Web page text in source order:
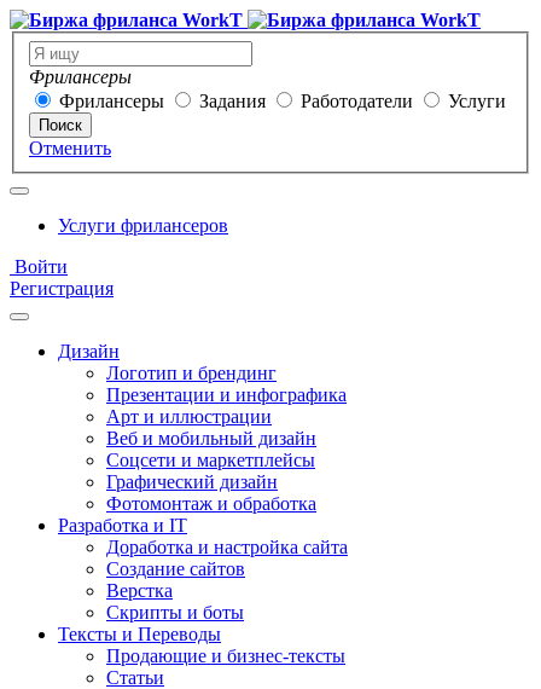
Фрилансеры
Фрилансеры
Задания Работодатели Услуги
Поиск
Отменить
Услуги фрилансеров
Войти
Регистрация
Дизайн
Логотип и брендинг
Презентации и инфографика
Арт и иллюстрации
Веб и мобильный дизайн
Соцсети и маркетплейсы
Графический дизайн
Фотомонтаж и обработка
Разработка и IT
Доработка и настройка сайта
Создание сайтов
Верстка
Скрипты и боты
Тексты и Переводы
Продающие и бизнес-тексты
Статьи